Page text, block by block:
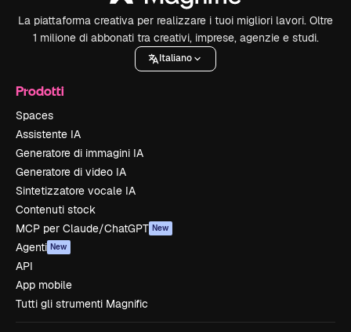
La piattaforma creativa per realizzare i tuoi migliori lavori. Oltre
1 milione di abbonati tra creativi, imprese, agenzie e studi.
Italiano
Prodotti
Spaces
Assistente IA
Generatore di immagini IA
Generatore di video IA
Sintetizzatore vocale IA
Contenuti stock
MCP per Claude/ChatGPT New
Agenti New
API
App mobile
Tutti gli strumenti Magnific